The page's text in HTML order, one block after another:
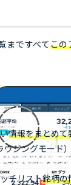
まですべてこの
情報をまとめて
ウジングモード）
チリスト銘柄の